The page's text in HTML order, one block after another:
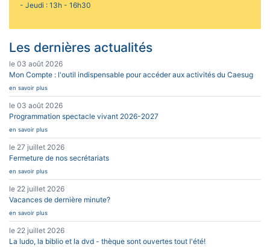
- Jeudi : 13h - 16h30
Les dernières actualités
le 03 août 2026
Mon Compte : l'outil indispensable pour accéder aux activités du Caesug
en savoir plus
le 03 août 2026
Programmation spectacle vivant 2026-2027
en savoir plus
le 27 juillet 2026
Fermeture de nos secrétariats
en savoir plus
le 22 juillet 2026
Vacances de dernière minute?
en savoir plus
le 22 juillet 2026
La ludo, la biblio et la dvd - thèque sont ouvertes tout l'été!